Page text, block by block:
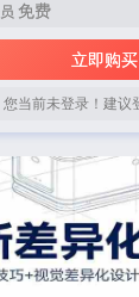
免费
立即购买
您当前未登录！建议